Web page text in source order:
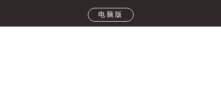
电脑版